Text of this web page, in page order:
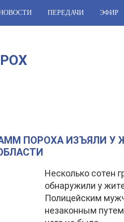
ПЕРЕДАЧИ ЭФИР
ПОРОХА ИЗЪЯЛИ У
Несколько сотен
обнаружили у
Полицейским
незаконным